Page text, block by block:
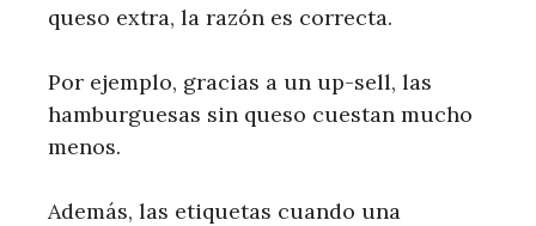
queso extra, la razón es correcta.
Por ejemplo, gracias a un up-sell, las
hamburguesas sin queso cuestan mucho
menos.
Además, las etiquetas cuando una